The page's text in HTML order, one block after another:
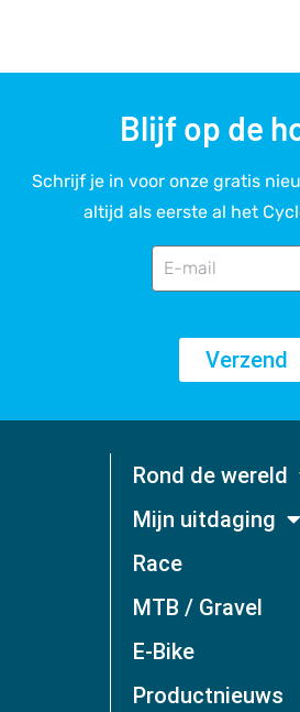
Blijf op de
Schrijf je in voor onze gratis
altijd als eerste al het
Verzend
Rond de wereld
Mijn uitdaging
Race
MTB / Gravel
E-Bike
Productnieuws